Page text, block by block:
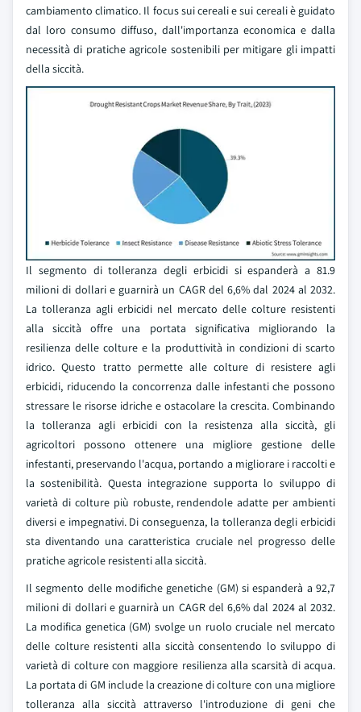
cambiamento climatico. Il focus sui cereali e sui cereali è guidato
dal loro consumo diffuso, dall'importanza economica e dalla
necessità di pratiche agricole sostenibili per mitigare gli impatti
della siccità.
Il segmento di tolleranza degli erbicidi si espanderà a 81.9
milioni di dollari e guarnirà un CAGR del 6,6% dal 2024 al 2032.
La tolleranza agli erbicidi nel mercato delle colture resistenti
alla siccità offre una portata significativa migliorando la
resilienza delle colture e la produttività in condizioni di scarto
idrico. Questo tratto permette alle colture di resistere agli
erbicidi, riducendo la concorrenza dalle infestanti che possono
stressare le risorse idriche e ostacolare la crescita. Combinando
la tolleranza agli erbicidi con la resistenza alla siccità, gli
agricoltori possono ottenere una migliore gestione delle
infestanti, preservando l'acqua, portando a migliorare i raccolti e
la sostenibilità. Questa integrazione supporta lo sviluppo di
varietà di colture più robuste, rendendole adatte per ambienti
diversi e impegnativi. Di conseguenza, la tolleranza degli erbicidi
sta diventando una caratteristica cruciale nel progresso delle
pratiche agricole resistenti alla siccità.
Il segmento delle modifiche genetiche (GM) si espanderà a 92,7
milioni di dollari e guarnirà un CAGR del 6,6% dal 2024 al 2032.
La modifica genetica (GM) svolge un ruolo cruciale nel mercato
delle colture resistenti alla siccità consentendo lo sviluppo di
varietà di colture con maggiore resilienza alla scarsità di acqua.
La portata di GM include la creazione di colture con una migliore
tolleranza alla siccità attraverso l'introduzione di geni che